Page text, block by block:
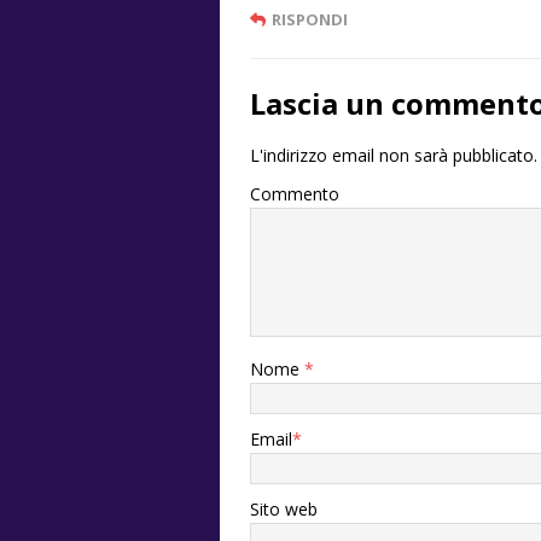
RISPONDI
Lascia un
L'indirizzo email non sarà pubblicato.
Commento
Nome *
Email*
Sito web